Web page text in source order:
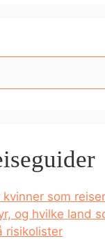
som
og hvilke land
risikolister